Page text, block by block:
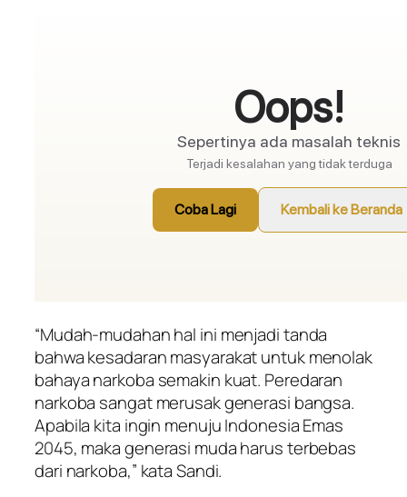
“Mudah-mudahan hal ini menjadi tanda
bahwa kesadaran masyarakat untuk menolak
bahaya narkoba semakin kuat. Peredaran
narkoba sangat merusak generasi bangsa.
Apabila kita ingin menuju Indonesia Emas
2045, maka generasi muda harus terbebas
dari narkoba,” kata Sandi.